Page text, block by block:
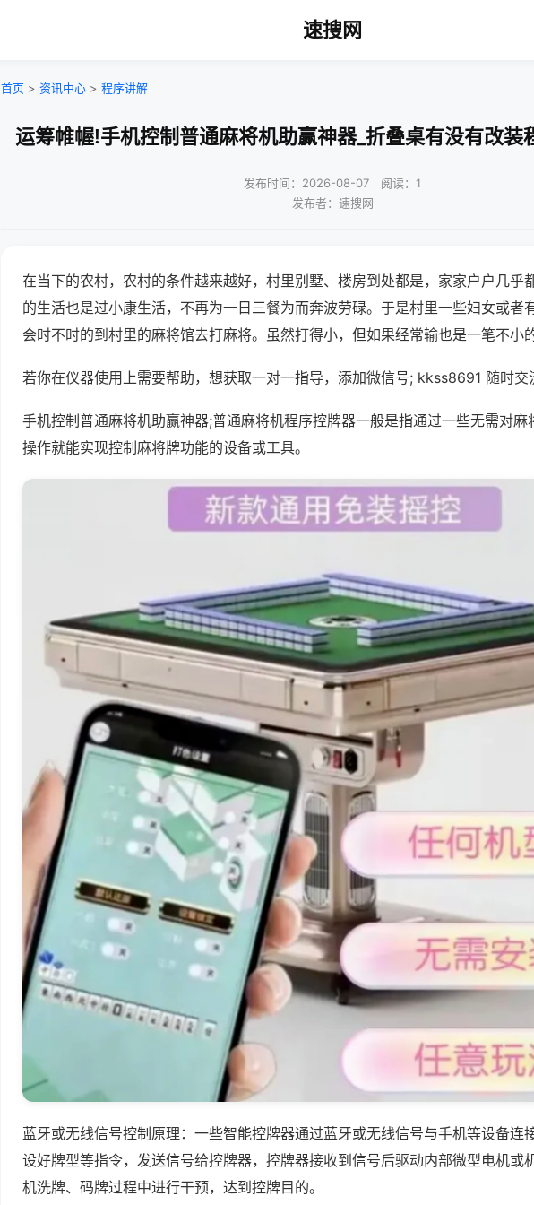
速搜网
首页 > 资讯中心 > 程序讲解
运筹帷幄!手机控制普通麻将机助赢神器_折叠桌有没有改装
发布时间：2026-08-07｜阅读：1
发布者：速搜网
在当下的农村，农村的条件越来越好，村里别墅、楼房到处都是，家家户户几乎
的生活也是过小康生活，不再为一日三餐为而奔波劳碌。于是村里一些妇女或者
会时不时的到村里的麻将馆去打麻将。虽然打得小，但如果经常输也是一笔不小
若你在仪器使用上需要帮助，想获取一对一指导，添加微信号; kkss8691 随时交
手机控制普通麻将机助赢神器;普通麻将机程序控牌器一般是指通过一些无需对麻
操作就能实现控制麻将牌功能的设备或工具。
蓝牙或无线信号控制原理：一些智能控牌器通过蓝牙或无线信号与手机等设备连
设好牌型等指令，发送信号给控牌器，控牌器接收到信号后驱动内部微型电机或
机洗牌、码牌过程中进行干预，达到控牌目的。